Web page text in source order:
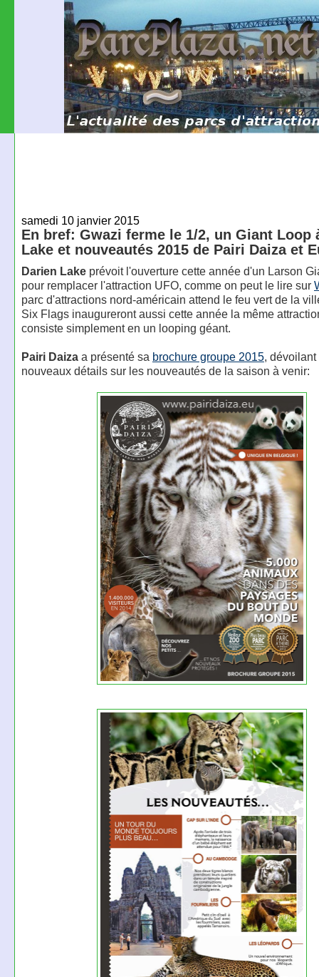
samedi 10 janvier 2015
En bref: Gwazi ferme le 1/2, un Giant Loop
Lake et nouveautés 2015 de Pairi Daiza et
Darien Lakeprévoit l'ouverture cette année d'un Larson
pour remplacer l'attraction UFO, comme on peut le lire sur
parc d'attractions nord-américain attend le feu vert de la
Six Flags inaugureront aussi cette année la même
consiste simplement en un looping géant.
Pairi Daizaa présenté sa brochure groupe 2015,
nouveaux détails sur les nouveautés de la saison à venir: